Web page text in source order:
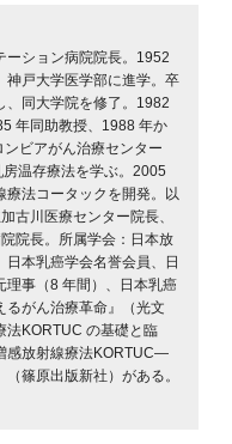
ーション病院院長。1952
神戸大学医学部に進学。卒
、同大学院を修了。1982
年同助教授、1988 年か
ビアがん治療センター
温存療法を学ぶ。2005
療法コータックを開発。以
古川医療センター院長、
院長。所属学会：日本放
本乳癌学会名誉会員、日
理事（8 年間）、日本乳癌
るがん治療革命』（光文
法KORTUC の基礎と臨
感放射線療法KORTUC―
篠原出版新社）がある。